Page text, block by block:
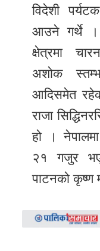
विदेशी
आउने गर्थे ।
क्षेत्रमा
अशोक स्तम्भ
आदिसमेत
राजा
हो । नेपालमा
२१ गजुर
पाटनको कृष्ण